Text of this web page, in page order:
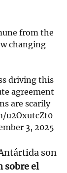
from the
changing
driving this
agreement
are scarily
u2OxutcZt0
3, 2025
son
sobre el